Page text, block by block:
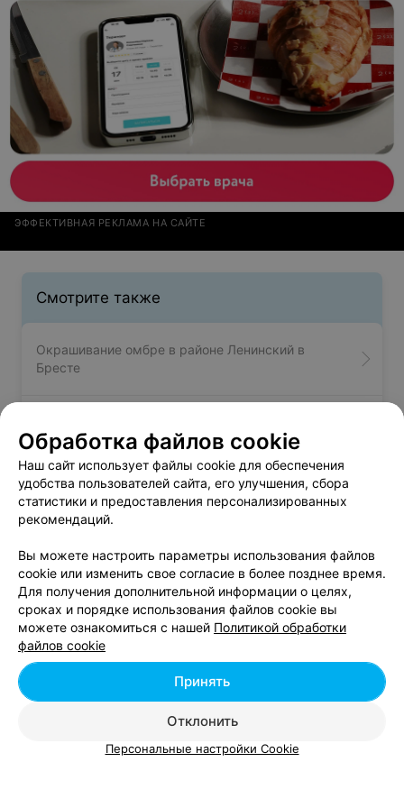
ЭФФЕКТИВНАЯ РЕКЛАМА НА САЙТЕ
Смотрите также
Окрашивание омбре в районе Ленинский в
Бресте
Бресте
Окрашивание балаяж в районе Ленинский в
Бресте
Добавить компанию
Добавить специалиста
Обработка файлов cookie
Наш сайт использует файлы cookie для обеспечения
удобства пользователей сайта, его улучшения, сбора
статистики и предоставления персонализированных
рекомендаций.
Вы можете настроить параметры использования файлов
cookie или изменить свое согласие в более позднее время.
Для получения дополнительной информации о целях,
сроках и порядке использования файлов cookie вы
можете ознакомиться с нашей Политикой обработки
файлов cookie
Отклонить
Принять
Персональные настройки Cookie